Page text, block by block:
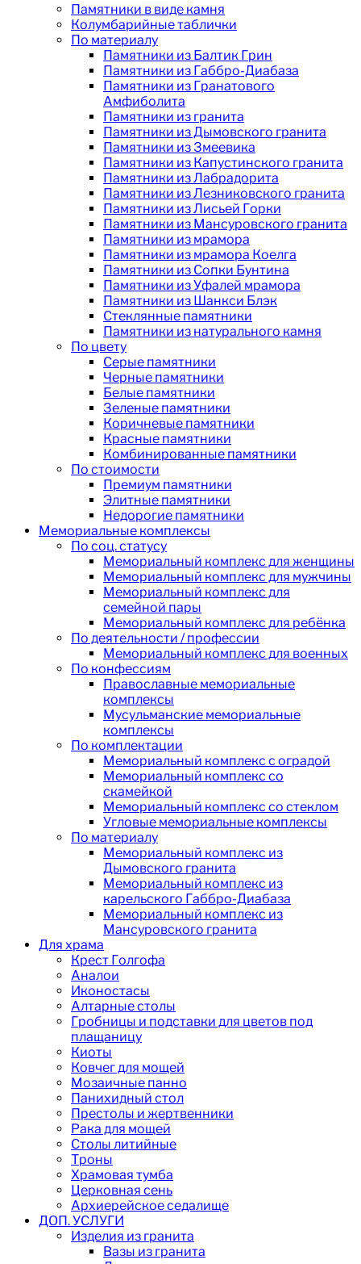
Памятники в виде камня
Колумбарийные таблички
По материалу
Памятники из Балтик Грин
Памятники из Габбро-Диабаза
Памятники из Гранатового
Амфиболита
Памятники из гранита
Памятники из Дымовского гранита
Памятники из Змеевика
Памятники из Капустинского гранита
Памятники из Лабрадорита
Памятники из Лезниковского гранита
Памятники из Лисьей Горки
Памятники из Мансуровского гранита
Памятники из мрамора
Памятники из мрамора Коелга
Памятники из Сопки Бунтина
Памятники из Уфалей мрамора
Памятники из Шанкси Блэк
Стеклянные памятники
Памятники из натурального камня
По цвету
Серые памятники
Черные памятники
Белые памятники
Зеленые памятники
Коричневые памятники
Красные памятники
Комбинированные памятники
По стоимости
Премиум памятники
Элитные памятники
Недорогие памятники
Мемориальные комплексы
По соц. статусу
Мемориальный комплекс для женщины
Мемориальный комплекс для мужчины
Мемориальный комплекс для
семейной пары
Мемориальный комплекс для ребёнка
По деятельности / профессии
Мемориальный комплекс для военных
По конфессиям
Православные мемориальные
комплексы
Мусульманские мемориальные
комплексы
По комплектации
Мемориальный комплекс с оградой
Мемориальный комплекс со
скамейкой
Мемориальный комплекс со стеклом
Угловые мемориальные комплексы
По материалу
Мемориальный комплекс из
Дымовского гранита
Мемориальный комплекс из
карельского Габбро-Диабаза
Мемориальный комплекс из
Мансуровского гранита
Для храма
Крест Голгофа
Аналои
Иконостасы
Алтарные столы
Гробницы и подставки для цветов под
плащаницу
Киоты
Ковчег для мощей
Мозаичные панно
Панихидный стол
Престолы и жертвенники
Рака для мощей
Столы литийные
Троны
Храмовая тумба
Церковная сень
Архиерейское седалище
ДОП. УСЛУГИ
Изделия из гранита
Вазы из гранита